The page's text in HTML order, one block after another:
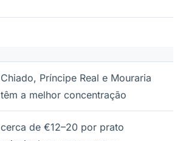
Chiado, Príncipe Real e Mouraria
têm a melhor concentração
cerca de €12–20 por prato